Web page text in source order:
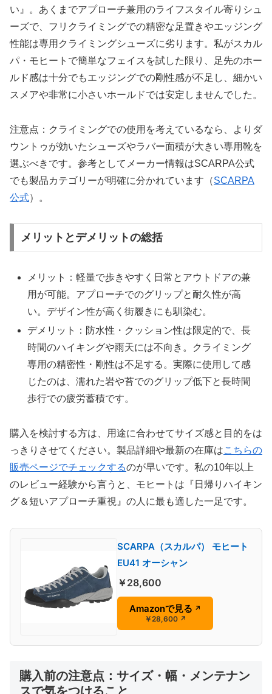
い』。あくまでアプローチ兼用のライフスタイル寄りシュ
ーズで、フリクライミングでの精密な足置きやエッジング
性能は専用クライミングシューズに劣ります。私がスカル
パ・モヒートで簡単なフェイスを試した限り、足先のホー
ルド感は十分でもエッジングでの剛性感が不足し、細かい
スメアや非常に小さいホールドでは安定しませんでした。
注意点：クライミングでの使用を考えているなら、よりダ
ウントゥが効いたシューズやラバー面積が大きい専用靴を
選ぶべきです。参考としてメーカー情報はSCARPA公式
でも製品カテゴリーが明確に分かれています（SCARPA
公式）。
メリットとデメリットの総括
メリット：軽量で歩きやすく日常とアウトドアの兼
用が可能。アプローチでのグリップと耐久性が高
い。デザイン性が高く街履きにも馴染む。
デメリット：防水性・クッション性は限定的で、長
時間のハイキングや雨天には不向き。クライミング
専用の精密性・剛性は不足する。実際に使用して感
じたのは、濡れた岩や苔でのグリップ低下と長時間
歩行での疲労蓄積です。
購入を検討する方は、用途に合わせてサイズ感と目的をは
っきりさせてください。製品詳細や最新の在庫はこちらの
販売ページでチェックするのが早いです。私の10年以上
のレビュー経験から言うと、モヒートは『日帰りハイキン
グ＆短いアプローチ重視』の人に最も適した一足です。
SCARPA（スカルパ） モヒート
EU41 オーシャン
￥28,600
Amazonで見る ↗
￥28,600 ↗
購入前の注意点：サイズ・幅・メンテナン
スで気をつけること